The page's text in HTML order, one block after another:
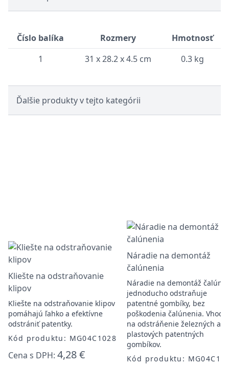
Číslo balíka Rozmery
Hmotnosť
1
31 x 28.2 x 4.5 cm 0.3 kg
Ďalšie produkty v tejto kategórii
Kliešte na odstraňovanie
klipov
Kliešte na odstraňovanie klipov
pomáhajú ľahko a efektívne
odstrániť patentky.
Kód produktu: MG04C1028
Cena s DPH: 4,28 €
Náradie na demontáž
čalúnenia
Náradie na demontáž
jednoducho odstraňuje
patentné gombíky, bez
poškodenia čalúnenia.
na odstráňenie železných a
plastových patentných
gombíkov.
Kód produktu: